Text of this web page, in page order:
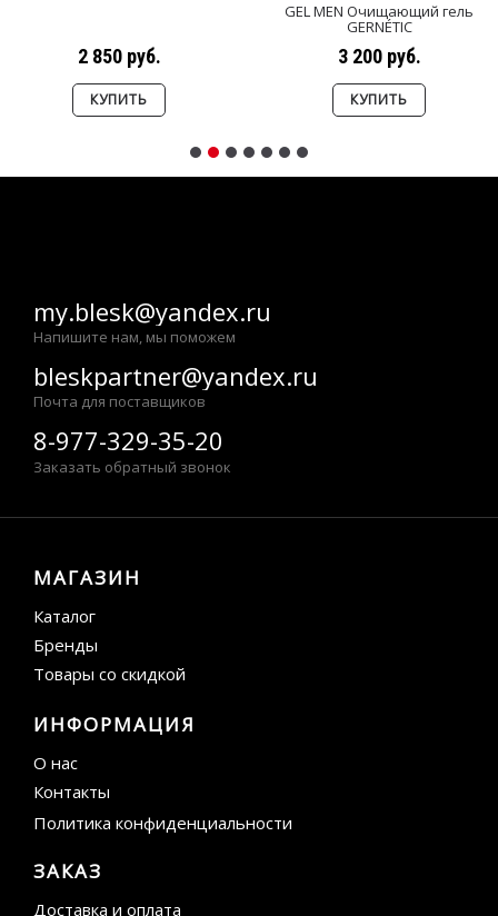
2 850 руб.
КУПИТЬ
GEL MEN Очищающий гель
GERNÉTIC
3 200 руб.
КУПИТЬ
my.blesk@yandex.ru
Напишите нам, мы поможем
bleskpartner@yandex.ru
Почта для поставщиков
8-977-329-35-20
Заказать обратный звонок
МАГАЗИН
Каталог
Бренды
Товары со скидкой
ИНФОРМАЦИЯ
О нас
Контакты
Политика конфиденциальности
ЗАКАЗ
Доставка и оплата